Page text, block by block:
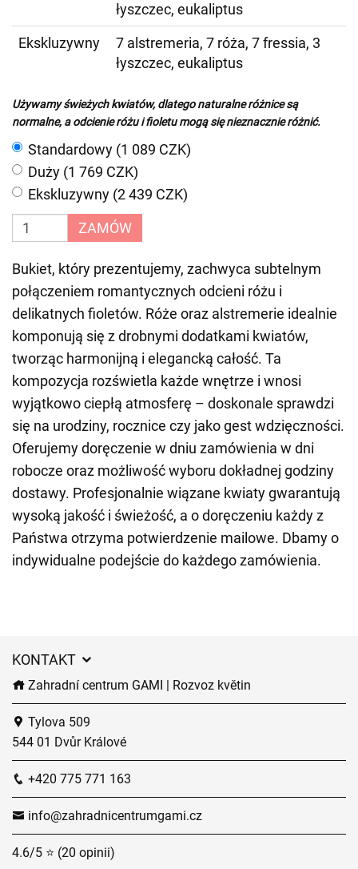
łyszczec, eukaliptus
Ekskluzywny
7 alstremeria, 7 róża, 7 fressia, 3
łyszczec, eukaliptus
Używamy świeżych kwiatów, dlatego naturalne różnice są
normalne, a odcienie różu i fioletu mogą się nieznacznie różnić.
Standardowy (1 089 CZK)
Duży (1 769 CZK)
Ekskluzywny (2 439 CZK)
ZAMÓW
Bukiet, który prezentujemy, zachwyca subtelnym
połączeniem romantycznych odcieni różu i
delikatnych fioletów. Róże oraz alstremerie idealnie
komponują się z drobnymi dodatkami kwiatów,
tworząc harmonijną i elegancką całość. Ta
kompozycja rozświetla każde wnętrze i wnosi
wyjątkowo ciepłą atmosferę – doskonale sprawdzi
się na urodziny, rocznice czy jako gest wdzięczności.
Oferujemy doręczenie w dniu zamówienia w dni
robocze oraz możliwość wyboru dokładnej godziny
dostawy. Profesjonalnie wiązane kwiaty gwarantują
wysoką jakość i świeżość, a o doręczeniu każdy z
Państwa otrzyma potwierdzenie mailowe. Dbamy o
indywidualne podejście do każdego zamówienia.
KONTAKT
Zahradní centrum GAMI | Rozvoz květin
Tylova 509
544 01 Dvůr Králové
+420 775 771 163
info@zahradnicentrumgami.cz
4.6/5 ⭐ (20 opinii)